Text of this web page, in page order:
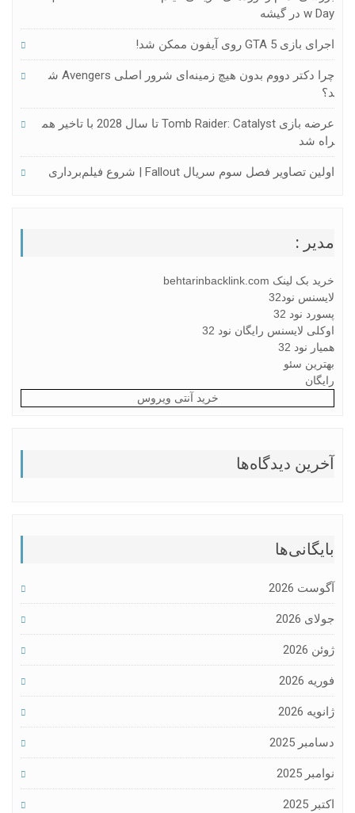
W Day در گیشه
اجرای بازی GTA 5 روی آیفون ممکن شد!
چرا دکتر دووم بدون هیچ زمینه‌ای شرور اصلی Avengers ش
د؟
عرضه بازی Tomb Raider: Catalyst تا سال 2028 با تاخیر هم
راه شد
اولین تصاویر فصل سوم سریال Fallout | شروع فیلم‌برداری
مدیر :
خرید بک لینک behtarinbacklink.com
لایسنس نود32
پسورد نود 32
اوکلی لایسنس رایگان نود 32
همیار نود 32
بهترین سئو
رایگان
خرید آنتی ویروس
آخرین دیدگاه‌ها
بایگانی‌ها
آگوست 2026
جولای 2026
ژوئن 2026
فوریه 2026
ژانویه 2026
دسامبر 2025
نوامبر 2025
اکتبر 2025